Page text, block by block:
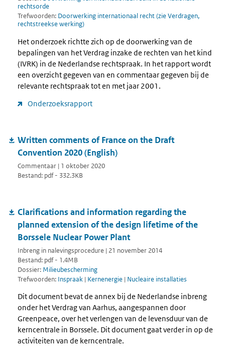
rechtsorde
Trefwoorden: Doorwerking internationaal recht (zie Verdragen,
rechtstreekse werking)
Het onderzoek richtte zich op de doorwerking van de
bepalingen van het Verdrag inzake de rechten van het kind
(IVRK) in de Nederlandse rechtspraak. In het rapport wordt
een overzicht gegeven van en commentaar gegeven bij de
relevante rechtspraak tot en met jaar 2001.
Onderzoeksrapport
Written comments of France on the Draft
Convention 2020 (English)
Commentaar | 1 oktober 2020
Bestand: pdf - 332.3KB
Clarifications and information regarding the
planned extension of the design lifetime of the
Borssele Nuclear Power Plant
Inbreng in nalevingsprocedure | 21 november 2014
Bestand: pdf - 1.4MB
Dossier: Milieubescherming
Trefwoorden: Inspraak | Kernenergie | Nucleaire installaties
Dit document bevat de annex bij de Nederlandse inbreng
onder het Verdrag van Aarhus, aangespannen door
Greenpeace, over het verlengen van de levensduur van de
kerncentrale in Borssele. Dit document gaat verder in op de
activiteiten van de kerncentrale.